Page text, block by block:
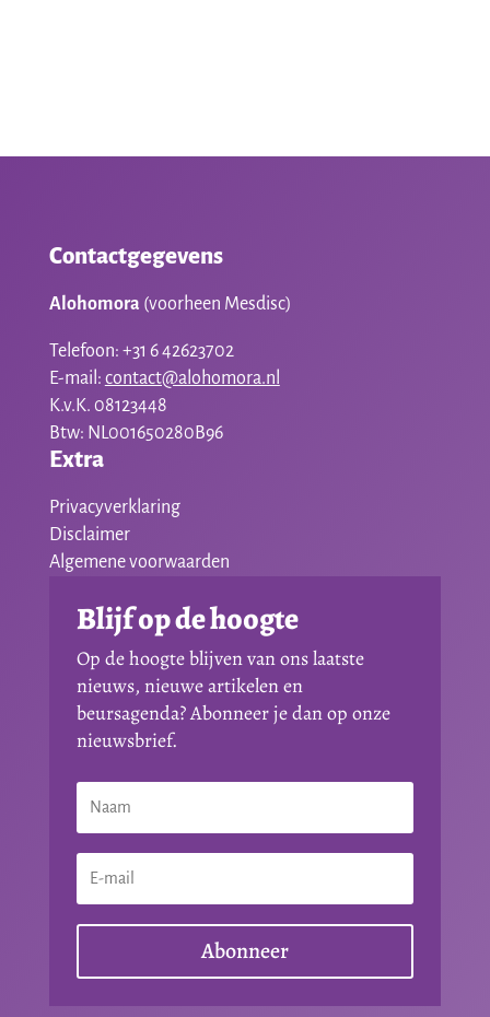
Contactgegevens
Alohomora (voorheen Mesdisc)
Telefoon: +31 6 42623702
E-mail: contact@alohomora.nl
K.v.K. 08123448
Btw: NL001650280B96
Extra
Privacyverklaring
Disclaimer
Algemene voorwaarden
Blijf op de hoogte
Op de hoogte blijven van ons laatste
nieuws, nieuwe artikelen en
beursagenda? Abonneer je dan op onze
nieuwsbrief.
Abonneer